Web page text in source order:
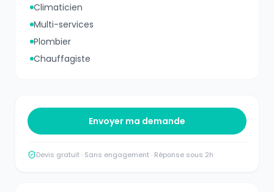
Climaticien
Multi-services
Plombier
Chauffagiste
Envoyer ma demande
Devis gratuit · Sans engagement · Réponse sous 2h